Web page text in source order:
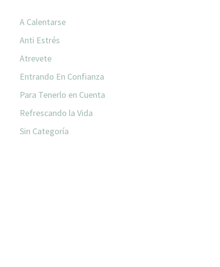
A Calentarse
Anti Estrés
Atrevete
Entrando En Confianza
Para Tenerlo en Cuenta
Refrescando la Vida
Sin Categoría